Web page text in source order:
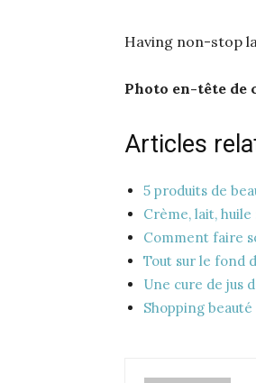
Having non-stop
Photo en-tête de
Articles
5 produits de
Crème, lait,
Comment faire
Tout sur le fond
Une cure de jus
Shopping